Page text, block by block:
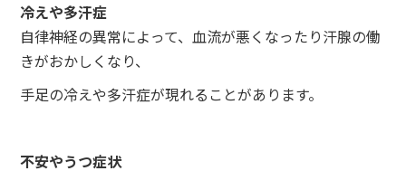
冷えや多汗症
自律神経の異常によって、血流が悪くなったり汗腺の働
きがおかしくなり、
手足の冷えや多汗症が現れることがあります。
不安やうつ症状